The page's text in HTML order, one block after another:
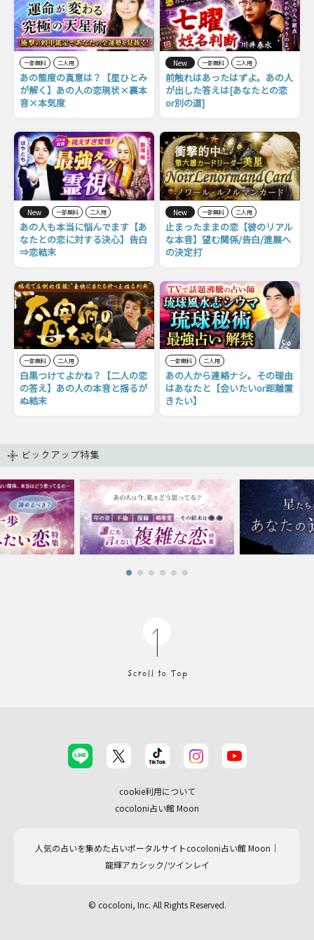
一部無料 二人用
あの態度の真意は？【星ひとみ
が解く】あの人の恋現状×裏本
音×本気度
New 一部無料 二人用
前触れはあったはずよ。あの人
が出した答えは[あなたとの恋
or別の道]
New 一部無料 二人用
あの人も本当に悩んでます【あ
なたとの恋に対する決心】告白
⇒恋結末
New 一部無料 二人用
止まったままの恋【彼のリアル
な本音】望む関係/告白/進展へ
の決定打
一部無料 二人用
白黒つけてよかね？【二人の恋
の答え】あの人の本音と揺るが
ぬ結末
一部無料 二人用
あの人から連絡ナシ。その理由
はあなたと【会いたいor距離置
きたい】
ピックアップ特集
cookie利用について
cocoloni占い館 Moon
人気の占いを集めた占いポータルサイトcocoloni占い館 Moon｜
龍輝アカシック/ツインレイ
© cocoloni, Inc. All Rights Reserved.